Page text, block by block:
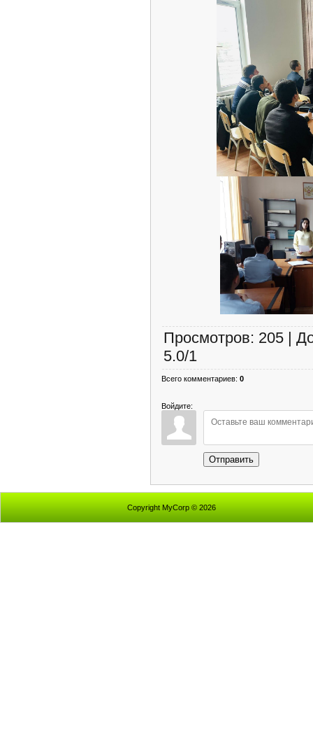
Просмотров: 205 |
5.0/1
Всего комментариев: 0
Войдите:
Отправить
Copyright MyCorp © 2026